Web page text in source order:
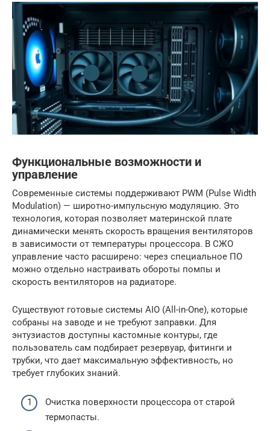
Функциональные возможности и
управление
Современные системы поддерживают PWM (Pulse Width
Modulation) — широтно-импульсную модуляцию. Это
технология, которая позволяет материнской плате
динамически менять скорость вращения вентиляторов
в зависимости от температуры процессора. В СЖО
управление часто расширено: через специальное ПО
можно отдельно настраивать обороты помпы и
скорость вентиляторов на радиаторе.
Существуют готовые системы AIO (All-in-One), которые
собраны на заводе и не требуют заправки. Для
энтузиастов доступны кастомные контуры, где
пользователь сам подбирает резервуар, фитинги и
трубки, что дает максимальную эффективность, но
требует глубоких знаний.
Очистка поверхности процессора от старой
термопасты.